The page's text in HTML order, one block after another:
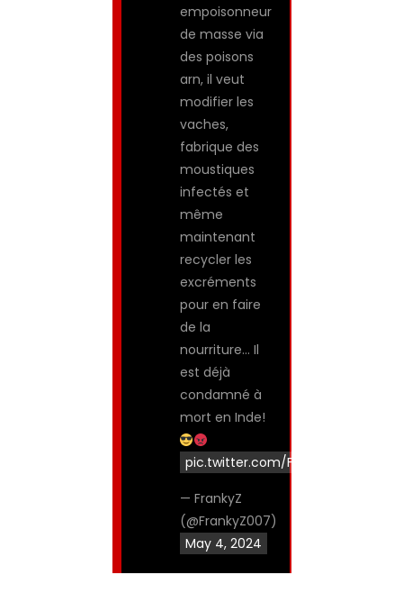
empoisonneur
de masse via
des poisons
arn, il veut
modifier les
vaches,
fabrique des
moustiques
infectés et
même
maintenant
recycler les
excréments
pour en faire
de la
nourriture… Il
est déjà
condamné à
mort en Inde!
pic.twitter.com/FpYo3xs6Qg
— FrankyZ
(@FrankyZ007)
May 4, 2024